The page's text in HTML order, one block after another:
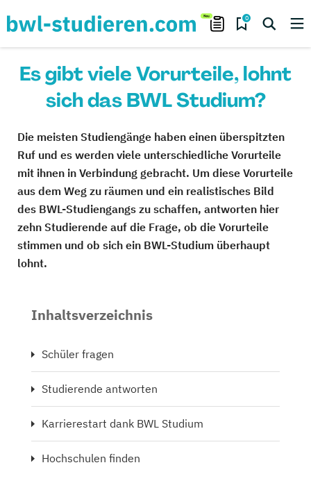
0
Es gibt viele Vorurteile, lohnt
sich das BWL Studium?
Die meisten Studiengänge haben einen überspitzten
Ruf und es werden viele unterschiedliche Vorurteile
mit ihnen in Verbindung gebracht. Um diese Vorurteile
aus dem Weg zu räumen und ein realistisches Bild
des BWL-Studiengangs zu schaffen, antworten hier
zehn Studierende auf die Frage, ob die Vorurteile
stimmen und ob sich ein BWL-Studium überhaupt
lohnt.
Inhaltsverzeichnis
Schüler fragen
Studierende antworten
Karrierestart dank BWL Studium
Hochschulen finden